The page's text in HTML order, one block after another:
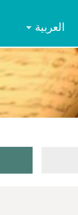
العربیة